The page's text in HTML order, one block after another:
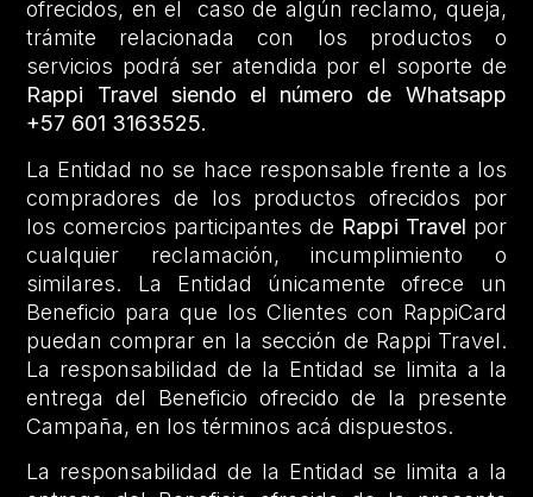
ofrecidos, en el caso de algún reclamo, queja,
trámite relacionada con los productos o
servicios podrá ser atendida por el soporte de
Rappi Travel siendo el número de Whatsapp
+57 601 3163525.
La Entidad no se hace responsable frente a los
compradores de los productos ofrecidos por
los comercios participantes de Rappi Travel por
cualquier reclamación, incumplimiento o
similares. La Entidad únicamente ofrece un
Beneficio para que los Clientes con RappiCard
puedan comprar en la sección de Rappi Travel.
La responsabilidad de la Entidad se limita a la
entrega del Beneficio ofrecido de la presente
Campaña, en los términos acá dispuestos.
La responsabilidad de la Entidad se limita a la